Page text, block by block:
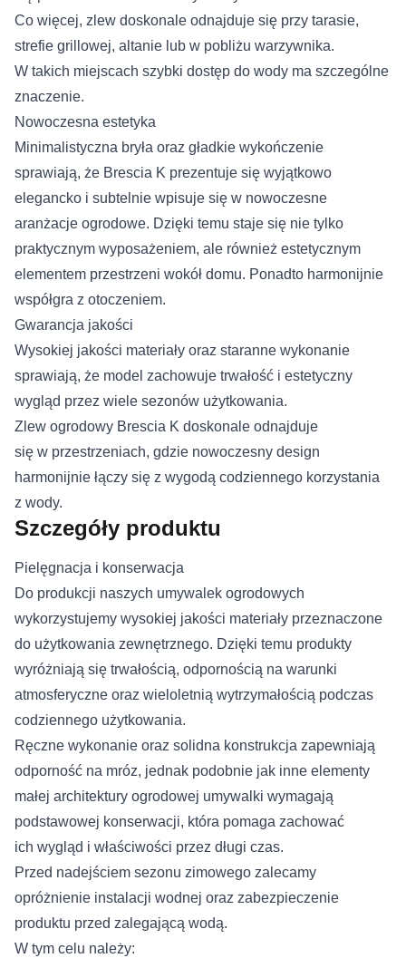
Co więcej, zlew doskonale odnajduje się przy tarasie,
strefie grillowej, altanie lub w pobliżu warzywnika.
W takich miejscach szybki dostęp do wody ma szczególne
znaczenie.
Nowoczesna estetyka
Minimalistyczna bryła oraz gładkie wykończenie
sprawiają, że Brescia K prezentuje się wyjątkowo
elegancko i subtelnie wpisuje się w nowoczesne
aranżacje ogrodowe. Dzięki temu staje się nie tylko
praktycznym wyposażeniem, ale również estetycznym
elementem przestrzeni wokół domu. Ponadto harmonijnie
współgra z otoczeniem.
Gwarancja jakości
Wysokiej jakości materiały oraz staranne wykonanie
sprawiają, że model zachowuje trwałość i estetyczny
wygląd przez wiele sezonów użytkowania.
Zlew ogrodowy Brescia K doskonale odnajduje
się w przestrzeniach, gdzie nowoczesny design
harmonijnie łączy się z wygodą codziennego korzystania
z wody.
Szczegóły produktu
Pielęgnacja i konserwacja
Do produkcji naszych umywalek ogrodowych
wykorzystujemy wysokiej jakości materiały przeznaczone
do użytkowania zewnętrznego. Dzięki temu produkty
wyróżniają się trwałością, odpornością na warunki
atmosferyczne oraz wieloletnią wytrzymałością podczas
codziennego użytkowania.
Ręczne wykonanie oraz solidna konstrukcja zapewniają
odporność na mróz, jednak podobnie jak inne elementy
małej architektury ogrodowej umywalki wymagają
podstawowej konserwacji, która pomaga zachować
ich wygląd i właściwości przez długi czas.
Przed nadejściem sezonu zimowego zalecamy
opróżnienie instalacji wodnej oraz zabezpieczenie
produktu przed zalegającą wodą.
W tym celu należy: